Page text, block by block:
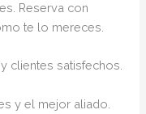
Reserva con
te lo mereces.
clientes satisfechos.
y el mejor aliado.